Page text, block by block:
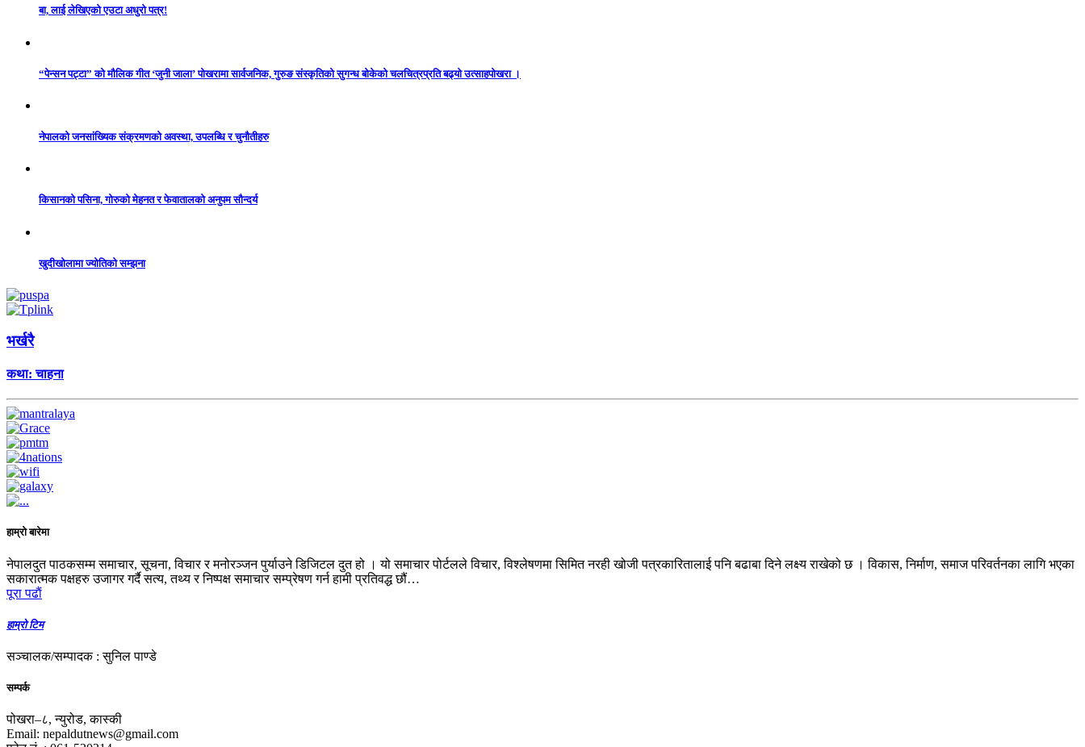
बा, लाई लेखिएको एउटा अधुरो पत्र!
“पेन्सन पट्टा” को मौलिक गीत ‘जुनी जाला’ पोखरामा सार्वजनिक, गुरुङ संस्कृतिको सुगन्ध बोकेको चलचित्रप्रति बढ्यो उत्साहपोखरा ।
नेपालको जनसांख्यिक संक्रमणको अवस्था, उपलब्धि र चुनौतीहरु
किसानको पसिना, गोरुको मेहनत र फेवातालको अनुपम सौन्दर्य
खुदीखोलामा ज्योतिको सम्झना
भर्खरै
कथा: चाहना
हाम्रो बारेमा
नेपालदुत पाठकसम्म समाचार, सूचना, विचार र मनोरञ्जन पुर्याउने डिजिटल दुत हो । यो समाचार पोर्टलले विचार, विश्लेषणमा सिमित नरही खोजी पत्रकारितालाई पनि बढाबा दिने लक्ष्य राखेको छ । विकास, निर्माण, समाज परिवर्तनका लागि भएका
सकारात्मक पक्षहरु उजागर गर्दै सत्य, तथ्य र निष्पक्ष समाचार सम्प्रेषण गर्न हामी प्रतिवद्ध छौं…
पूरा पढाैं
हाम्रो टिम
सञ्चालक/सम्पादक : सुनिल पाण्डे
सम्पर्क
पोखरा–८, न्युरोड, कास्की
Email: nepaldutnews@gmail.com